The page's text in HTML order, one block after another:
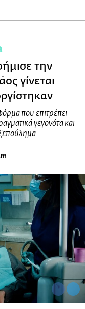
την
γίνεται
που επιτρέπει
γεγονότα και